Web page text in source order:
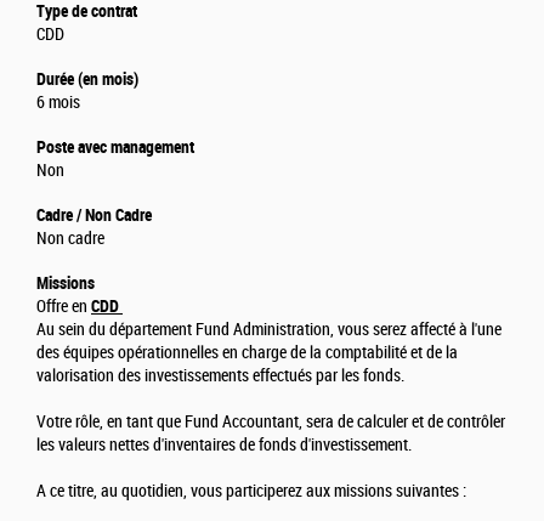
Type de contrat
CDD
Durée (en mois)
6 mois
Poste avec management
Non
Cadre / Non Cadre
Non cadre
Missions
Offre en CDD
Au sein du département Fund Administration, vous serez affecté à l'une
des équipes opérationnelles en charge de la comptabilité et de la
valorisation des investissements effectués par les fonds.
Votre rôle, en tant que Fund Accountant, sera de calculer et de contrôler
les valeurs nettes d'inventaires de fonds d'investissement.
A ce titre, au quotidien, vous participerez aux missions suivantes :